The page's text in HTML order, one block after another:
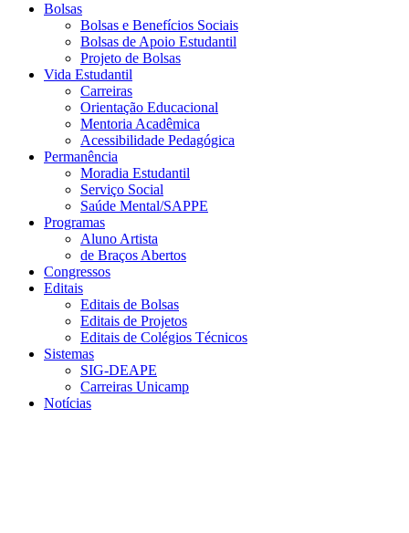
Bolsas
Bolsas e Benefícios Sociais
Bolsas de Apoio Estudantil
Projeto de Bolsas
Vida Estudantil
Carreiras
Orientação Educacional
Mentoria Acadêmica
Acessibilidade Pedagógica
Permanência
Moradia Estudantil
Serviço Social
Saúde Mental/SAPPE
Programas
Aluno Artista
de Braços Abertos
Congressos
Editais
Editais de Bolsas
Editais de Projetos
Editais de Colégios Técnicos
Sistemas
SIG-DEAPE
Carreiras Unicamp
Notícias